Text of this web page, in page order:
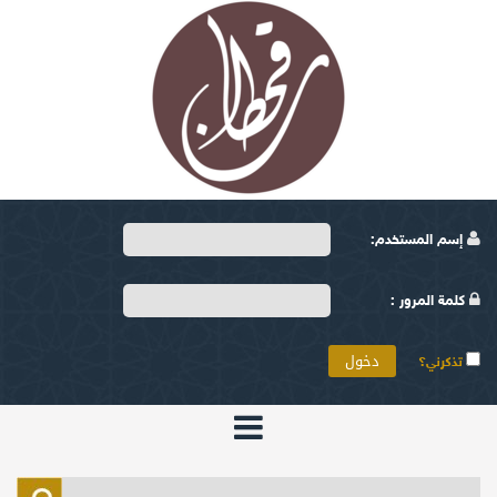
إسم المستخدم:
كلمة المرور :
تذكرني؟